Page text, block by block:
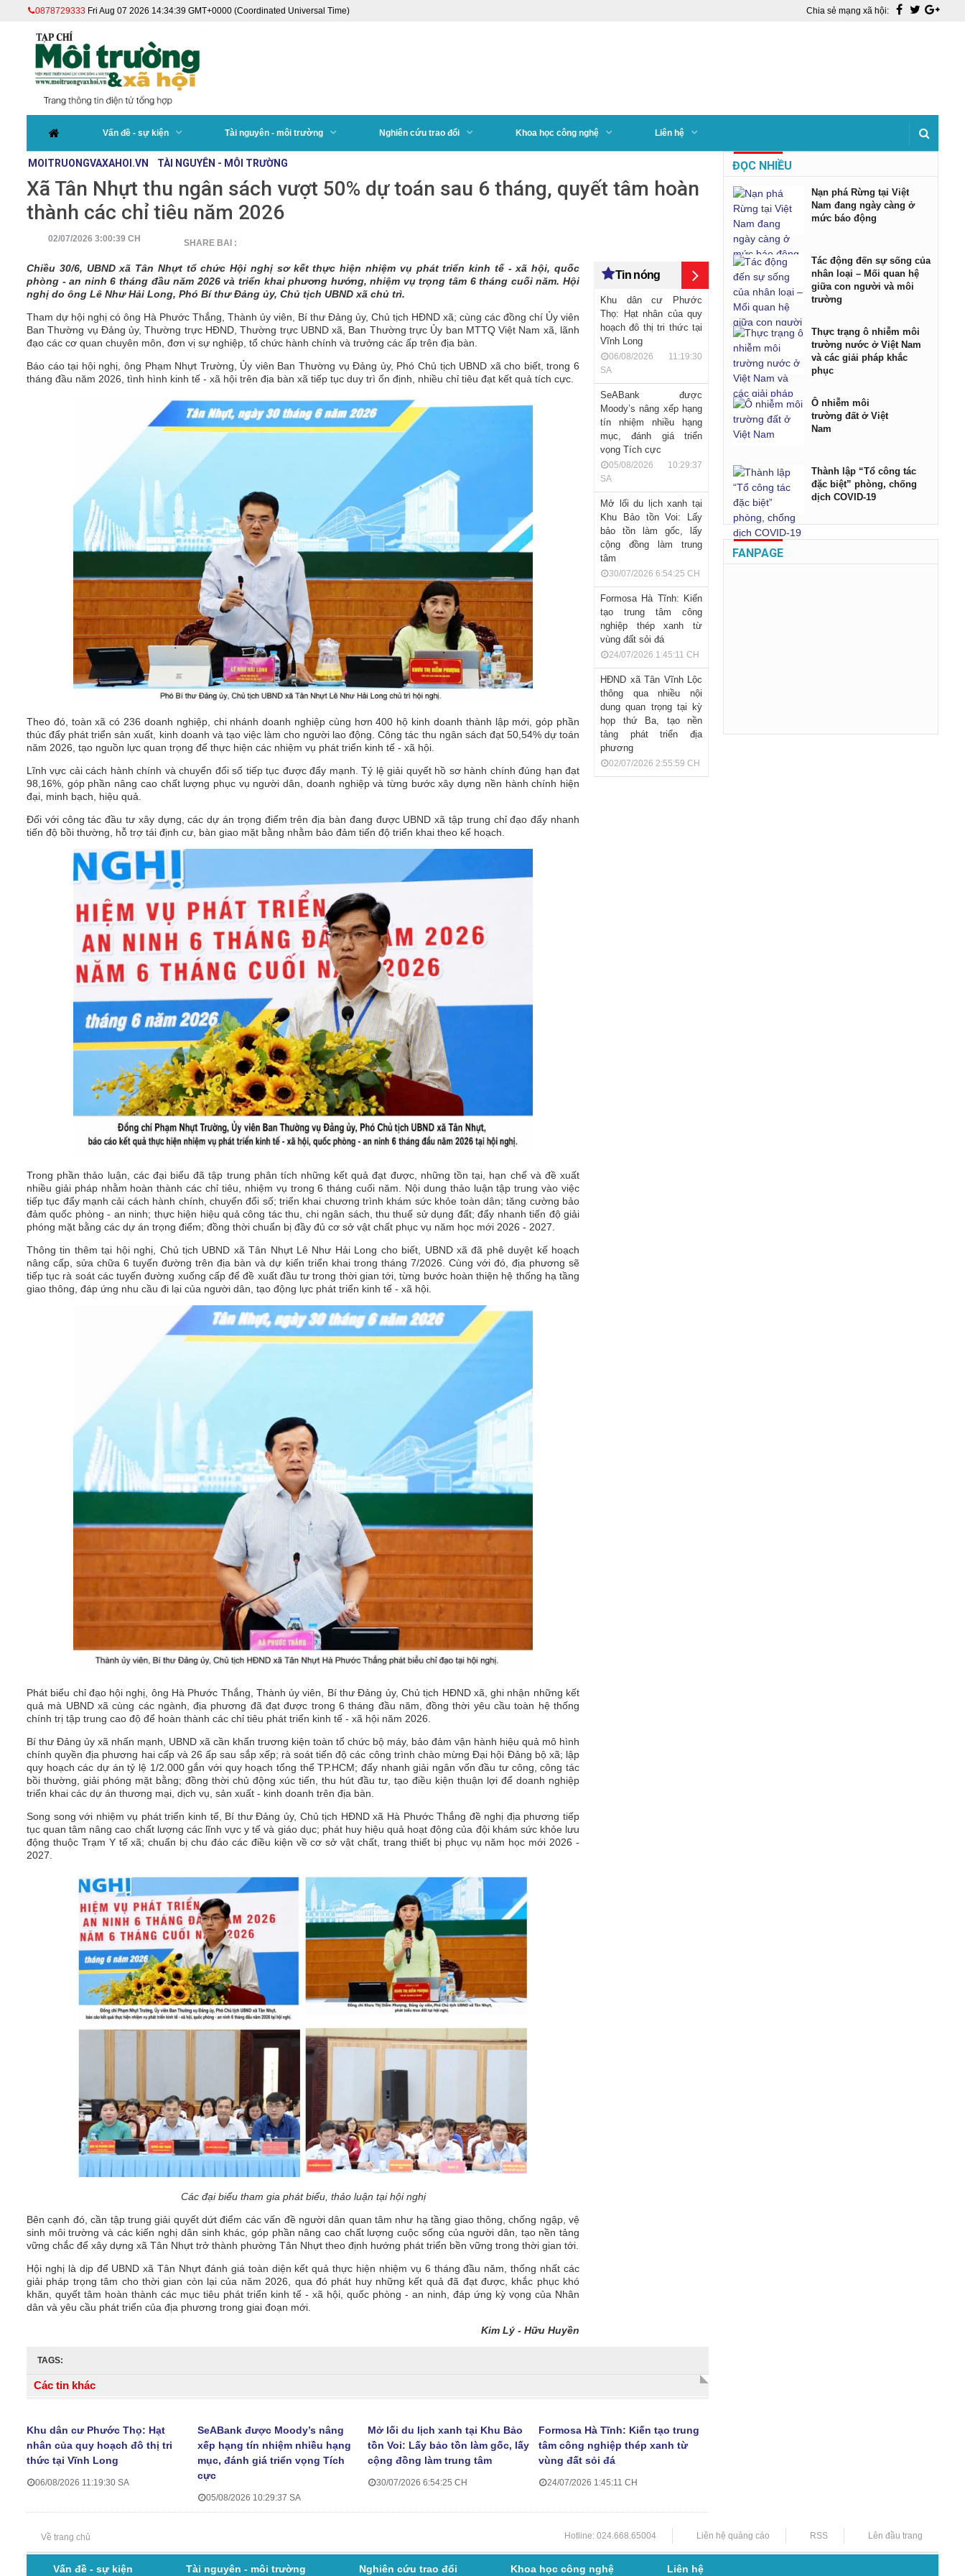
0878729333 Fri Aug 07 2026 14:34:39 GMT+0000 (Coordinated Universal Time) Chia sẻ mạng xã hội:
Vấn đề - sự kiện Tài nguyên - môi trường Nghiên cứu trao đổi Khoa học công nghệ Liên hệ
MOITRUONGVAXAHOI.VN TÀI NGUYÊN - MÔI TRƯỜNG
Xã Tân Nhựt thu ngân sách vượt 50% dự toán sau 6 tháng, quyết tâm hoàn
thành các chỉ tiêu năm 2026
02/07/2026 3:00:39 CH SHARE BAI :
Chiều 30/6, UBND xã Tân Nhựt tổ chức Hội nghị sơ kết thực hiện nhiệm vụ phát triển kinh tế - xã hội, quốc
phòng - an ninh 6 tháng đầu năm 2026 và triển khai phương hướng, nhiệm vụ trọng tâm 6 tháng cuối năm. Hội
nghị do ông Lê Như Hải Long, Phó Bí thư Đảng ủy, Chủ tịch UBND xã chủ trì.
Tham dự hội nghị có ông Hà Phước Thắng, Thành ủy viên, Bí thư Đảng ủy, Chủ tịch HĐND xã; cùng các đồng chí Ủy viên
Ban Thường vụ Đảng ủy, Thường trực HĐND, Thường trực UBND xã, Ban Thường trực Ủy ban MTTQ Việt Nam xã, lãnh
đạo các cơ quan chuyên môn, đơn vị sự nghiệp, tổ chức hành chính và trưởng các ấp trên địa bàn.
Báo cáo tại hội nghị, ông Phạm Nhựt Trường, Ủy viên Ban Thường vụ Đảng ủy, Phó Chủ tịch UBND xã cho biết, trong 6
tháng đầu năm 2026, tình hình kinh tế - xã hội trên địa bàn xã tiếp tục duy trì ổn định, nhiều chỉ tiêu đạt kết quả tích cực.
Theo đó, toàn xã có 236 doanh nghiệp, chi nhánh doanh nghiệp cùng hơn 400 hộ kinh doanh thành lập mới, góp phần
thúc đẩy phát triển sản xuất, kinh doanh và tạo việc làm cho người lao động. Công tác thu ngân sách đạt 50,54% dự toán
năm 2026, tạo nguồn lực quan trọng để thực hiện các nhiệm vụ phát triển kinh tế - xã hội.
Lĩnh vực cải cách hành chính và chuyển đổi số tiếp tục được đẩy mạnh. Tỷ lệ giải quyết hồ sơ hành chính đúng hạn đạt
98,16%, góp phần nâng cao chất lượng phục vụ người dân, doanh nghiệp và từng bước xây dựng nền hành chính hiện
đại, minh bạch, hiệu quả.
Đối với công tác đầu tư xây dựng, các dự án trọng điểm trên địa bàn đang được UBND xã tập trung chỉ đạo đẩy nhanh
tiến độ bồi thường, hỗ trợ tái định cư, bàn giao mặt bằng nhằm bảo đảm tiến độ triển khai theo kế hoạch.
Trong phần thảo luận, các đại biểu đã tập trung phân tích những kết quả đạt được, những tồn tại, hạn chế và đề xuất
nhiều giải pháp nhằm hoàn thành các chỉ tiêu, nhiệm vụ trong 6 tháng cuối năm. Nội dung thảo luận tập trung vào việc
tiếp tục đẩy mạnh cải cách hành chính, chuyển đổi số; triển khai chương trình khám sức khỏe toàn dân; tăng cường bảo
đảm quốc phòng - an ninh; thực hiện hiệu quả công tác thu, chi ngân sách, thu thuế sử dụng đất; đẩy nhanh tiến độ giải
phóng mặt bằng các dự án trọng điểm; đồng thời chuẩn bị đầy đủ cơ sở vật chất phục vụ năm học mới 2026 - 2027.
Thông tin thêm tại hội nghị, Chủ tịch UBND xã Tân Nhựt Lê Như Hải Long cho biết, UBND xã đã phê duyệt kế hoạch
nâng cấp, sửa chữa 6 tuyến đường trên địa bàn và dự kiến triển khai trong tháng 7/2026. Cùng với đó, địa phương sẽ
tiếp tục rà soát các tuyến đường xuống cấp để đề xuất đầu tư trong thời gian tới, từng bước hoàn thiện hệ thống hạ tầng
giao thông, đáp ứng nhu cầu đi lại của người dân, tạo động lực phát triển kinh tế - xã hội.
Phát biểu chỉ đạo hội nghị, ông Hà Phước Thắng, Thành ủy viên, Bí thư Đảng ủy, Chủ tịch HĐND xã, ghi nhận những kết
quả mà UBND xã cùng các ngành, địa phương đã đạt được trong 6 tháng đầu năm, đồng thời yêu cầu toàn hệ thống
chính trị tập trung cao độ để hoàn thành các chỉ tiêu phát triển kinh tế - xã hội năm 2026.
Bí thư Đảng ủy xã nhấn mạnh, UBND xã cần khẩn trương kiện toàn tổ chức bộ máy, bảo đảm vận hành hiệu quả mô hình
chính quyền địa phương hai cấp và 26 ấp sau sắp xếp; rà soát tiến độ các công trình chào mừng Đại hội Đảng bộ xã; lập
quy hoạch các dự án tỷ lệ 1/2.000 gắn với quy hoạch tổng thể TP.HCM; đẩy nhanh giải ngân vốn đầu tư công, công tác
bồi thường, giải phóng mặt bằng; đồng thời chủ động xúc tiến, thu hút đầu tư, tạo điều kiện thuận lợi để doanh nghiệp
triển khai các dự án thương mại, dịch vụ, sản xuất - kinh doanh trên địa bàn.
Song song với nhiệm vụ phát triển kinh tế, Bí thư Đảng ủy, Chủ tịch HĐND xã Hà Phước Thắng đề nghị địa phương tiếp
tục quan tâm nâng cao chất lượng các lĩnh vực y tế và giáo dục; phát huy hiệu quả hoạt động của đội khám sức khỏe lưu
động thuộc Trạm Y tế xã; chuẩn bị chu đáo các điều kiện về cơ sở vật chất, trang thiết bị phục vụ năm học mới 2026 -
2027.
Các đại biểu tham gia phát biểu, thảo luận tại hội nghị
Bên cạnh đó, cần tập trung giải quyết dứt điểm các vấn đề người dân quan tâm như hạ tầng giao thông, chống ngập, vệ
sinh môi trường và các kiến nghị dân sinh khác, góp phần nâng cao chất lượng cuộc sống của người dân, tạo nền tảng
vững chắc để xây dựng xã Tân Nhựt trở thành phường Tân Nhựt theo định hướng phát triển bền vững trong thời gian tới.
Hội nghị là dịp để UBND xã Tân Nhựt đánh giá toàn diện kết quả thực hiện nhiệm vụ 6 tháng đầu năm, thống nhất các
giải pháp trọng tâm cho thời gian còn lại của năm 2026, qua đó phát huy những kết quả đã đạt được, khắc phục khó
khăn, quyết tâm hoàn thành các mục tiêu phát triển kinh tế - xã hội, quốc phòng - an ninh, đáp ứng kỳ vọng của Nhân
dân và yêu cầu phát triển của địa phương trong giai đoạn mới.
Kim Lý - Hữu Huyền
Tin nóng
Khu dân cư Phước
Thọ: Hạt nhân của quy
hoạch đô thị tri thức tại
Vĩnh Long
06/08/2026 11:19:30
SA
SeABank được
Moody’s nâng xếp hạng
tín nhiệm nhiều hạng
mục, đánh giá triển
vọng Tích cực
05/08/2026 10:29:37
SA
​Mở lối du lịch xanh tại
Khu Bảo tồn Voi: Lấy
bảo tồn làm gốc, lấy
cộng đồng làm trung
tâm
30/07/2026 6:54:25 CH
Formosa Hà Tĩnh: Kiến
tạo trung tâm công
nghiệp thép xanh từ
vùng đất sỏi đá
24/07/2026 1:45:11 CH
HĐND xã Tân Vĩnh Lộc
thông qua nhiều nội
dung quan trọng tại kỳ
họp thứ Ba, tạo nền
tảng phát triển địa
phương
02/07/2026 2:55:59 CH
TAGS:
Các tin khác
Khu dân cư Phước Thọ: Hạt
nhân của quy hoạch đô thị tri
thức tại Vĩnh Long
06/08/2026 11:19:30 SA
SeABank được Moody’s nâng
xếp hạng tín nhiệm nhiều hạng
mục, đánh giá triển vọng Tích
cực
05/08/2026 10:29:37 SA
​Mở lối du lịch xanh tại Khu Bảo
tồn Voi: Lấy bảo tồn làm gốc, lấy
cộng đồng làm trung tâm
30/07/2026 6:54:25 CH
Formosa Hà Tĩnh: Kiến tạo trung
tâm công nghiệp thép xanh từ
vùng đất sỏi đá
24/07/2026 1:45:11 CH
ĐỌC NHIỀU
Nạn phá Rừng tại Việt
Nam đang ngày càng ở
mức báo động
Tác động đến sự sống của
nhân loại – Mối quan hệ
giữa con người và môi
trường
Thực trạng ô nhiễm môi
trường nước ở Việt Nam
và các giải pháp khắc
phục
Ô nhiễm môi
trường đất ở Việt
Nam
Thành lập “Tổ công tác
đặc biệt” phòng, chống
dịch COVID-19
FANPAGE
Về trang chủ Hotline: 024.668.65004 Liên hệ quảng cáo RSS Lên đầu trang
Vấn đề - sự kiện Tài nguyên - môi trường Nghiên cứu trao đổi Khoa học công nghệ Liên hệ